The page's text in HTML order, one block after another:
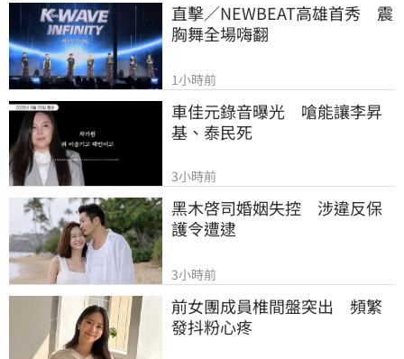
直擊／NEWBEAT高雄首秀　震
胸舞全場嗨翻
1小時前
車佳元錄音曝光　嗆能讓李昇
基、泰民死
3小時前
黑木啓司婚姻失控　涉違反保
護令遭逮
3小時前
前女團成員椎間盤突出　頻繁
發抖粉心疼